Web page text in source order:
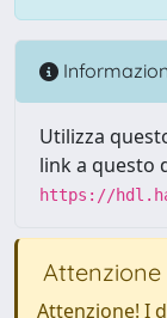
Utilizza
link a questo
https://
Attenzione
Attenzione! I